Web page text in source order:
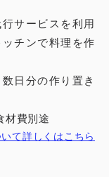
サービスを利用
チンで料理を作
日分の作り置き
費別途
て詳しくはこちら​